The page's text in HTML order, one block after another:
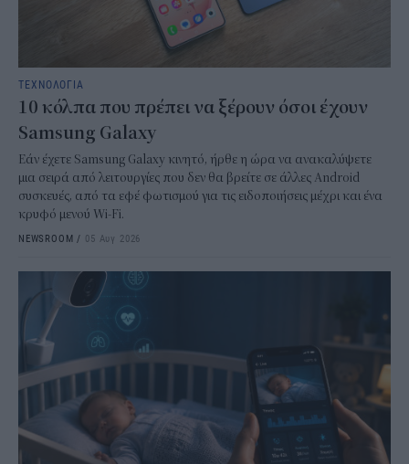
ΤΕΧΝΟΛΟΓΙΑ
10 κόλπα που πρέπει να ξέρουν όσοι έχουν
Samsung Galaxy
Εάν έχετε Samsung Galaxy κινητό, ήρθε η ώρα να ανακαλύψετε
μια σειρά από λειτουργίες που δεν θα βρείτε σε άλλες Android
συσκευές, από τα εφέ φωτισμού για τις ειδοποιήσεις μέχρι και ένα
κρυφό μενού Wi-Fi.
NEWSROOM / 05 Αυγ 2026